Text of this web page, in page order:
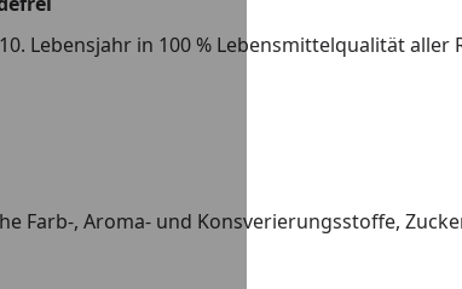
Lebensjahr in 100 % Lebensmittelqualität
Farb-, Aroma- und Konsverierungsstoffe,